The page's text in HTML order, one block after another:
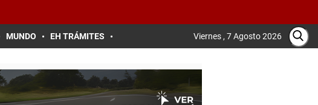
MUNDO EH TRÁMITES Viernes , 7 Agosto 2026